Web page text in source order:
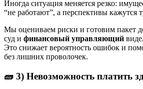
Иногда ситуация меняется резко:
“не работают”, а перспективы кажутся
Мы оцениваем риски и готовим пакет
суд и финансовый управляющий
Это снижает вероятность ошибок и
без лишних проволочек.
🧱 3) Невозможность платить